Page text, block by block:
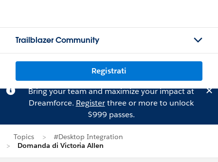
Trailblazer Community
Registrati
Bring your team and maximize your impact at
Dreamforce. Registerthree or more to unlock
$999 passes.
Topics
#Desktop Integration
Domanda di Victoria Allen